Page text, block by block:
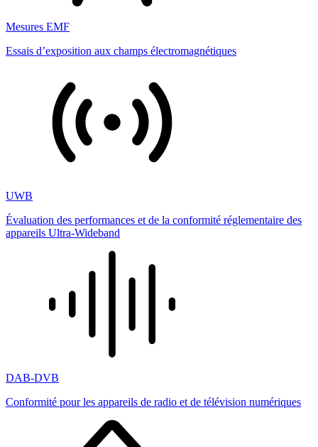
Mesures EMF
Essais d’exposition aux champs électromagnétiques
UWB
Évaluation des performances et de la conformité réglementaire des
appareils Ultra-Wideband
DAB-DVB
Conformité pour les appareils de radio et de télévision numériques